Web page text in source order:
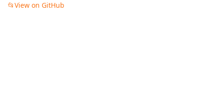
📂View on GitHub